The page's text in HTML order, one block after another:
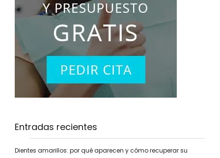
Entradas recientes
Dientes amarillos: por qué aparecen y cómo recuperar su